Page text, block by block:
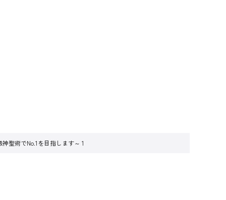
聖術でNo.1を目指します～ 1